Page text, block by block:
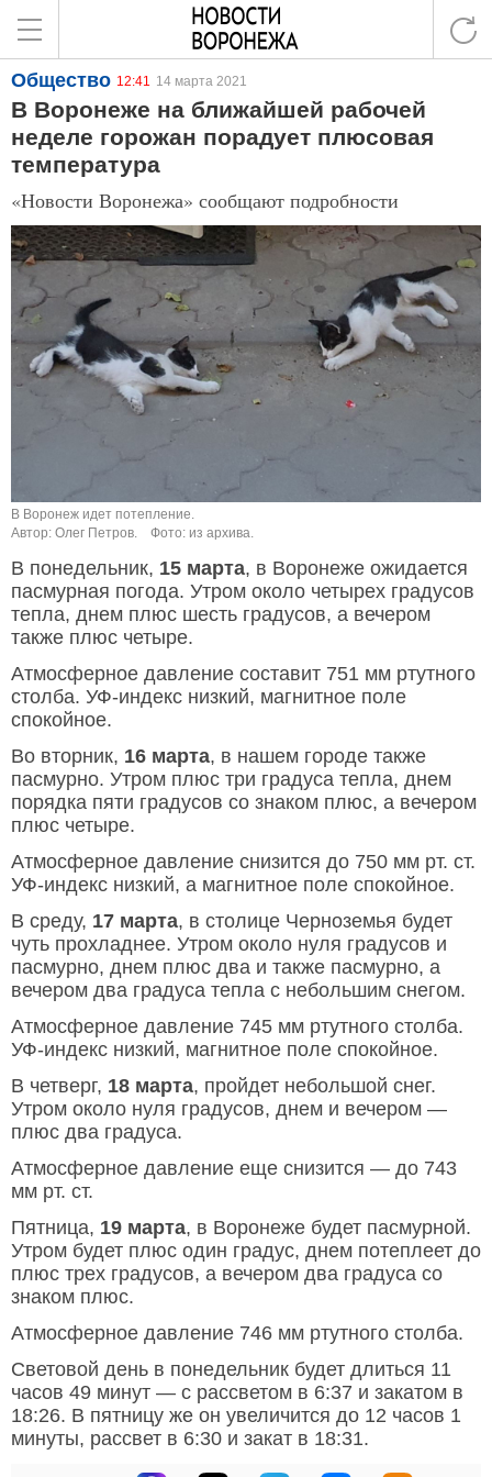
Общество 12:41 14 марта 2021
В Воронеже на ближайшей рабочей
неделе горожан порадует плюсовая
температура
«Новости Воронежа» сообщают подробности
В Воронеж идет потепление.
Автор: Олег Петров.
Фото: из архива.
В понедельник, 15 марта, в Воронеже ожидается
пасмурная погода. Утром около четырех градусов
тепла, днем плюс шесть градусов, а вечером
также плюс четыре.
Атмосферное давление составит 751 мм ртутного
столба. УФ-индекс низкий, магнитное поле
спокойное.
Во вторник, 16 марта, в нашем городе также
пасмурно. Утром плюс три градуса тепла, днем
порядка пяти градусов со знаком плюс, а вечером
плюс четыре.
Атмосферное давление снизится до 750 мм рт. ст.
УФ-индекс низкий, а магнитное поле спокойное.
В среду, 17 марта, в столице Черноземья будет
чуть прохладнее. Утром около нуля градусов и
пасмурно, днем плюс два и также пасмурно, а
вечером два градуса тепла с небольшим снегом.
Атмосферное давление 745 мм ртутного столба.
УФ-индекс низкий, магнитное поле спокойное.
В четверг, 18 марта, пройдет небольшой снег.
Утром около нуля градусов, днем и вечером —
плюс два градуса.
Атмосферное давление еще снизится — до 743
мм рт. ст.
Пятница, 19 марта, в Воронеже будет пасмурной.
Утром будет плюс один градус, днем потеплеет до
плюс трех градусов, а вечером два градуса со
знаком плюс.
Атмосферное давление 746 мм ртутного столба.
Световой день в понедельник будет длиться 11
часов 49 минут — с рассветом в 6:37 и закатом в
18:26. В пятницу же он увеличится до 12 часов 1
минуты, рассвет в 6:30 и закат в 18:31.